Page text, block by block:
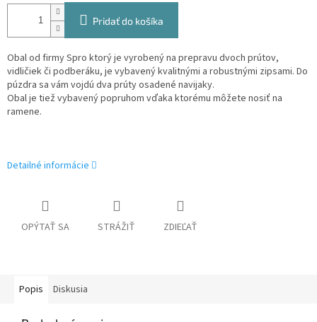
Pridať do košíka
Obal od firmy Spro ktorý je vyrobený na prepravu dvoch prútov,
vidličiek či podberáku, je vybavený kvalitnými a robustnými zipsami. Do
púzdra sa vám vojdú dva prúty osadené navijaky.
Obal je tiež vybavený popruhom vďaka ktorému môžete nosiť na
ramene.
Detailné informácie
OPÝTAŤ SA STRÁŽIŤ ZDIEĽAŤ
Popis Diskusia